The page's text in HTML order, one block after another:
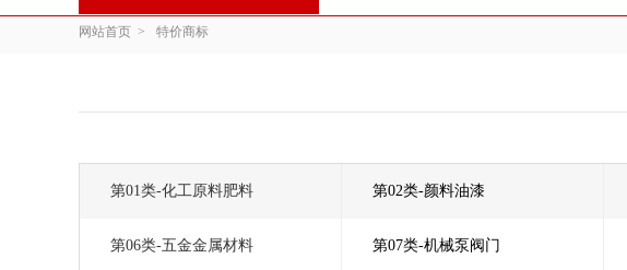
网站首页 > 特价商标
第01类-化工原料肥料 第02类-颜料油漆
第06类-五金金属材料 第07类-机械泵阀门